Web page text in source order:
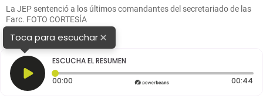
La JEP sentenció a los últimos comandantes del secretariado de las
Farc. FOTO CORTESÍA
Toca para escuchar×
ESCUCHA EL RESUMEN
00:00 Tiempo transcurrido: 0 segundos 00:44